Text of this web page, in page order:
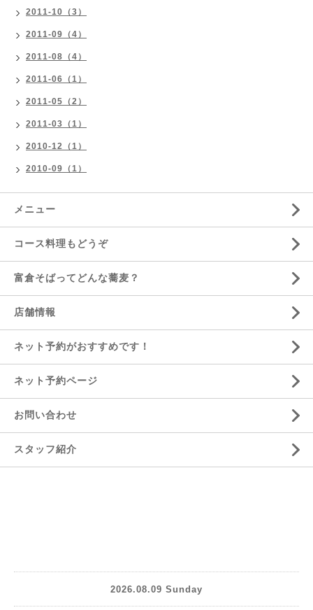
2011-10（3）
2011-09（4）
2011-08（4）
2011-06（1）
2011-05（2）
2011-03（1）
2010-12（1）
2010-09（1）
メニュー
コース料理もどうぞ
富倉そばってどんな蕎麦？
店舗情報
ネット予約がおすすめです！
ネット予約ページ
お問い合わせ
スタッフ紹介
2026.08.09 Sunday